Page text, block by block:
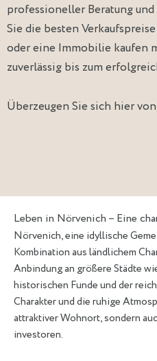
professioneller Beratung
Sie die besten
oder eine Immobilie kaufen
zuverlässig bis zum
Überzeugen Sie sich hier
Leben in Nörvenich – Eine
Nörvenich, eine idyllische
Kombination aus ländlichem
Anbindung an größere Städte
historischen Funde und der
Charakter und die ruhige
attraktiver Wohnort, sondern
investoren.